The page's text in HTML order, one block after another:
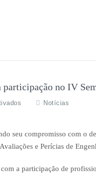
no IV
Informática
celebra
no
Notícias
seu compromisso com o
e Perícias de
a participação de